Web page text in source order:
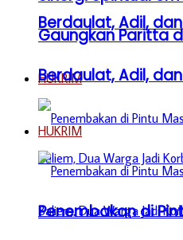
Berdaulat, Adil,
HUKRIM
Penembakan di
Gaungkan Paritta
Berdaulat, Adil,
HUKRIM